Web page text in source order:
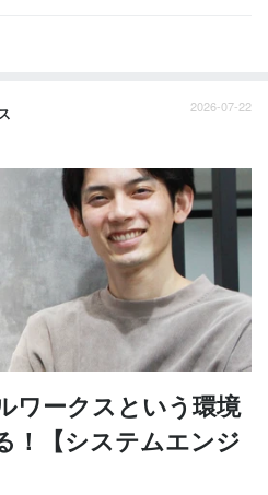
2026-07-22
ワークスという環境
！【システムエンジ